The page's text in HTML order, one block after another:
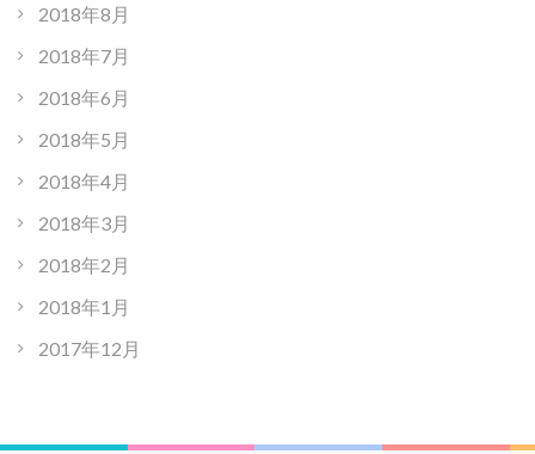
2018年8月
2018年7月
2018年6月
2018年5月
2018年4月
2018年3月
2018年2月
2018年1月
2017年12月